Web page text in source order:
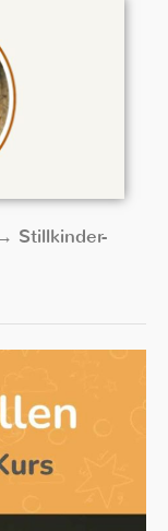
Stillkinder-